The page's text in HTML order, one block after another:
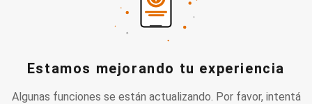
Estamos mejorando tu experiencia
Algunas funciones se están actualizando. Por favor, intentá